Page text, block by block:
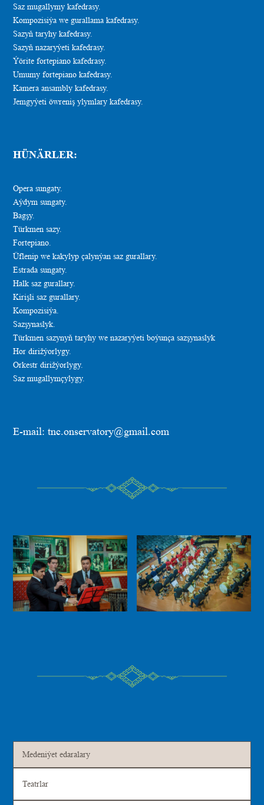
Saz mugallymy kafedrasy.
Kompozisiýa we gurallama kafedrasy.
Sazyň taryhy kafedrasy.
Sazyň nazaryýeti kafedrasy.
Ýörite fortepiano kafedrasy.
Umumy fortepiano kafedrasy.
Kamera ansambly kafedrasy.
Jemgyýeti öwreniş ylymlary kafedrasy.
HÜNÄRLER:
Opera sungaty.
Aýdym sungaty.
Bagşy.
Türkmen sazy.
Fortepiano.
Üflenip we kakylyp çalynýan saz gurallary.
Estrada sungaty.
Halk saz gurallary.
Kirişli saz gurallary.
Kompozisiýa.
Sazşynaslyk.
Türkmen sazynyň taryhy we nazaryýeti boýunça sazşynaslyk
Hor dirižýorlygy.
Orkestr dirižýorlygy.
Saz mugallymçylygy.
E-mail: tnc.onservatory@gmail.com
Medeniýet edaralary
Teatrlar